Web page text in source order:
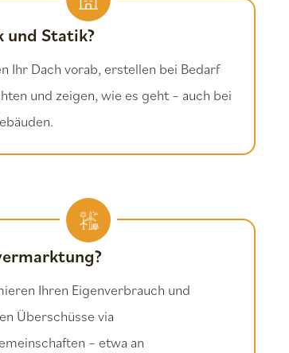
und Statik?
Ihr Dach vorab, erstellen bei Bedarf
und zeigen, wie es geht – auch bei
Ihren Eigenverbrauch und
Überschüsse via
– etwa an